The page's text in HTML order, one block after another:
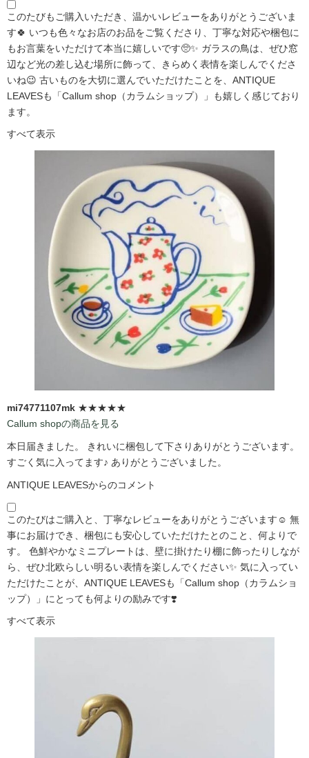
このたびもご購入いただき、温かいレビューをありがとうございま
す🍀 いつも色々なお店のお品をご覧くださり、丁寧な対応や梱包に
もお言葉をいただけて本当に嬉しいです🥺✨ ガラスの鳥は、ぜひ窓
辺など光の差し込む場所に飾って、きらめく表情を楽しんでくださ
いね😉 古いものを大切に選んでいただけたことを、ANTIQUE
LEAVESも「Callum shop（カラムショップ）」も嬉しく感じており
ます。
すべて表示
mi74771107mk ★★★★★
Callum shopの商品を見る
本日届きました。 きれいに梱包して下さりありがとうございます。
すごく気に入ってます♪ ありがとうございました。
ANTIQUE LEAVESからのコメント
このたびはご購入と、丁寧なレビューをありがとうございます☺️ 無
事にお届けでき、梱包にも安心していただけたとのこと、何よりで
す。 色鮮やかなミニプレートは、壁に掛けたり棚に飾ったりしなが
ら、ぜひ北欧らしい明るい表情を楽しんでください✨ 気に入ってい
ただけたことが、ANTIQUE LEAVESも「Callum shop（カラムショ
ップ）」にとっても何よりの励みです❣️
すべて表示